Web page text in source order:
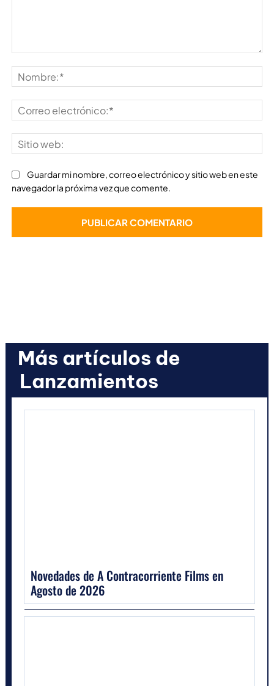
Guardar mi nombre, correo electrónico y sitio web en este
navegador la próxima vez que comente.
Más artículos de
Lanzamientos
Novedades de A Contracorriente Films en
Agosto de 2026